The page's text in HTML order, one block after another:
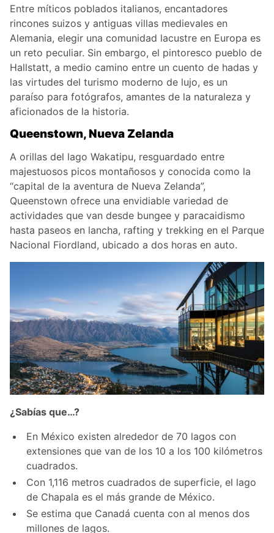
Entre míticos poblados italianos, encantadores
rincones suizos y antiguas villas medievales en
Alemania, elegir una comunidad lacustre en Europa es
un reto peculiar. Sin embargo, el pintoresco pueblo de
Hallstatt, a medio camino entre un cuento de hadas y
las virtudes del turismo moderno de lujo, es un
paraíso para fotógrafos, amantes de la naturaleza y
aficionados de la historia.
Queenstown, Nueva Zelanda
A orillas del lago Wakatipu, resguardado entre
majestuosos picos montañosos y conocida como la
“capital de la aventura de Nueva Zelanda”,
Queenstown ofrece una envidiable variedad de
actividades que van desde bungee y paracaidismo
hasta paseos en lancha, rafting y trekking en el Parque
Nacional Fiordland, ubicado a dos horas en auto.
¿Sabías que…?
En México existen alrededor de 70 lagos con
extensiones que van de los 10 a los 100 kilómetros
cuadrados.
Con 1,116 metros cuadrados de superficie, el lago
de Chapala es el más grande de México.
Se estima que Canadá cuenta con al menos dos
millones de lagos.